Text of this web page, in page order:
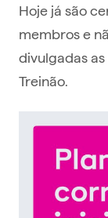
Hoje já são
membros e
divulgadas
Treinão.